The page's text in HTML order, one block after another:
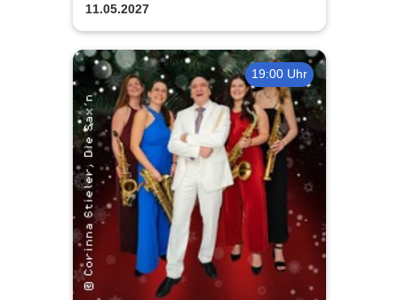
11.05.2027
19:00 Uhr